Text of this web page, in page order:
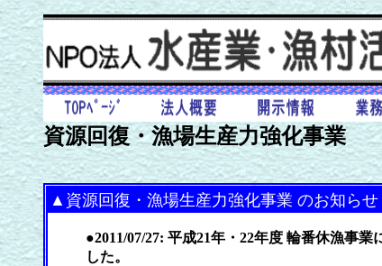
資源回復・漁場生産力強化事業
▲資源回復・漁場生産力強化事業 のお知らせ
●2011/07/27: 平成21年・22年度 輪番休漁事業
した。